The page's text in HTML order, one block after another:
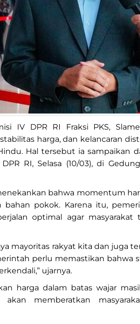
IV DPR RI Fraksi PKS,
harga, dan kelancaran
Hal tersebut ia sampaikan
RI, Selasa (10/03), di
bahwa momentum
pokok. Karena itu,
optimal agar masyarakat
mayoritas rakyat kita dan juga
perlu memastikan bahwa
ujarnya.
harga dalam batas wajar
memberatkan